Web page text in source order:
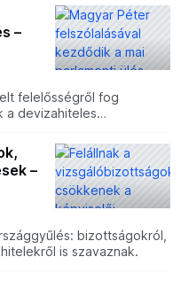
–
felelősségről fog
a devizahiteles
–
bizottságokról,
is szavaznak.